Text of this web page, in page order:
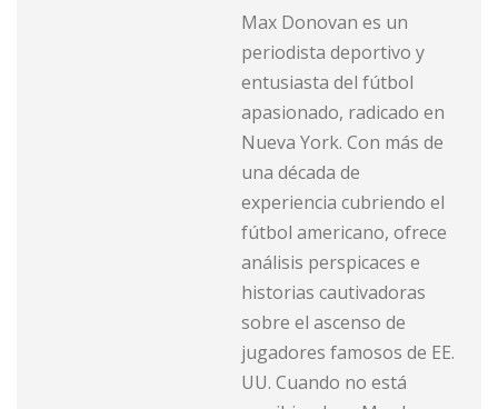
Max Donovan es un
periodista deportivo y
entusiasta del fútbol
apasionado, radicado en
Nueva York. Con más de
una década de
experiencia cubriendo el
fútbol americano, ofrece
análisis perspicaces e
historias cautivadoras
sobre el ascenso de
jugadores famosos de EE.
UU. Cuando no está